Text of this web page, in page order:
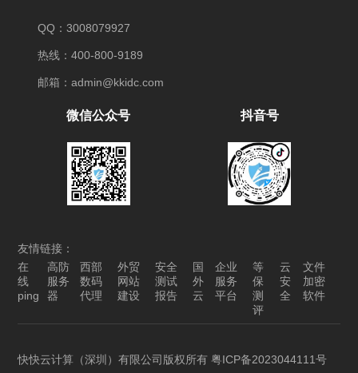
QQ：3008079927
热线：400-800-9189
邮箱：admin@kkidc.com
微信公众号 抖音号
友情链接：
在
线
ping
高防
服务
器
西部
数码
代理
外贸
网站
建设
安全
测试
报告
国
外
云
企业
服务
平台
等
保
测
评
云
安
全
文件
加密
软件
快快云计算（深圳）有限公司版权所有粤ICP备2023044111号